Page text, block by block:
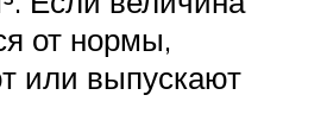
от нормы,
или выпускают